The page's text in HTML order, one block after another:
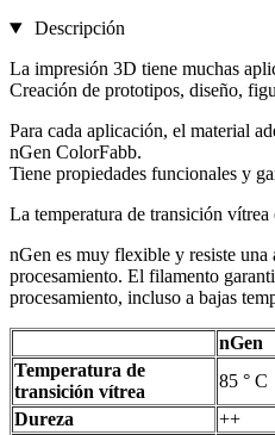
Descripción
La impresión 3D tiene muchas
Creación de prototipos, diseño,
Para cada aplicación, el material
nGen ColorFabb.
Tiene propiedades funcionales y
La temperatura de transición
nGen es muy flexible y resiste una
procesamiento. El filamento
procesamiento, incluso a bajas
nGen
Temperatura de
transición vítrea
85 ° C
Dureza
++